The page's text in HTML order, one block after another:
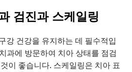
검진과 스케일링
강 건강을 유지하는 데 필수적입
과에 방문하여 치아 상태를 점검
이 좋습니다. 스케일링은 치아 표